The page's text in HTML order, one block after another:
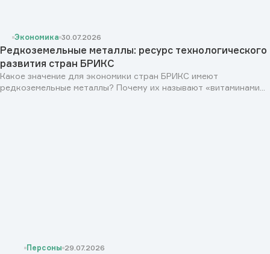
Экономика 30.07.2026
Редкоземельные металлы: ресурс технологического
развития стран БРИКС
Какое значение для экономики стран БРИКС имеют
редкоземельные металлы? Почему их называют «витаминами...
Персоны 29.07.2026